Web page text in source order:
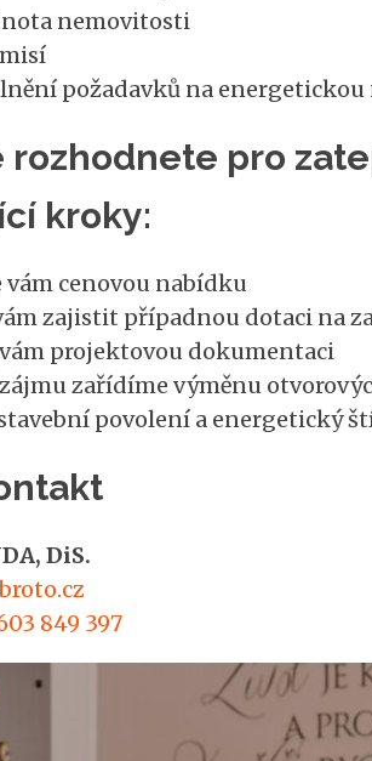
nemovitosti
požadavků na
rozhodnete pro
kroky:
vám cenovou nabídku
zajistit případnou dotaci na
projektovou dokumentaci
zařídíme výměnu
povolení a energetický
DiS.
849 397